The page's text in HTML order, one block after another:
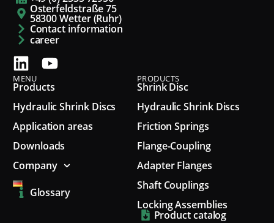
Osterfeldstraße 75
58300 Wetter (Ruhr)
Contact information
career
MENU
Products
Hydraulic Shrink Discs
Application areas
Downloads
Company
Glossary
PRODUCTS
Shrink Disc
Hydraulic Shrink Discs
Friction Springs
Flange-Coupling
Adapter Flanges
Shaft Couplings
Locking Assemblies
Product catalog